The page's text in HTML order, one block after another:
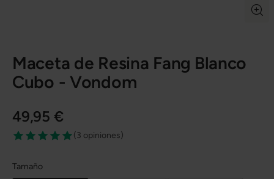
Maceta de Resina Fang Blanco
Cubo - Vondom
49,95 €
(3 opiniones)
Tamaño